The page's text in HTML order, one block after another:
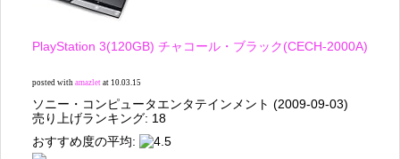
PlayStation 3(120GB) チャコール・ブラック(CECH-2000A)
posted with amazlet at 10.03.15
ソニー・コンピュータエンタテインメント (2009-09-03)
売り上げランキング: 18
おすすめ度の平均: